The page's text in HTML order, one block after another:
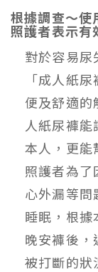
根據調查～使
照護者表示有
對於容易尿
「成人紙
便及舒適的
人紙尿褲
本人，更能
照護者為
心外漏等問
睡眠，根據
晚安褲後
被打斷的狀